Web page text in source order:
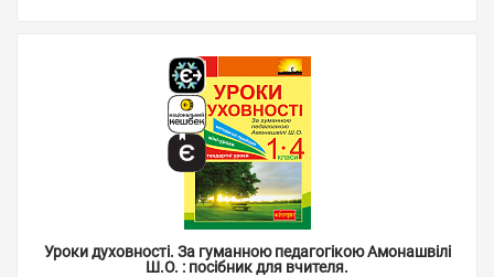
Уроки духовності. За гуманною педагогікою Амонашвілі
Ш.О. : посібник для вчителя.